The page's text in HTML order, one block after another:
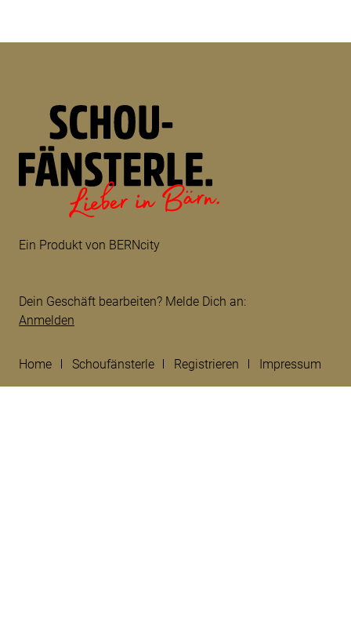
Ein Produkt von BERNcity
Dein Geschäft bearbeiten? Melde Dich an:
Anmelden
Home Schoufänsterle Registrieren Impressum